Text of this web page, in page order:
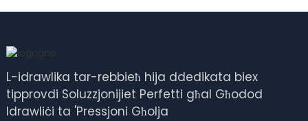
L-idrawlika tar-rebbieħ hija ddedikata biex
tipprovdi Soluzzjonijiet Perfetti għal Għodod
Idrawliċi ta 'Pressjoni Għolja